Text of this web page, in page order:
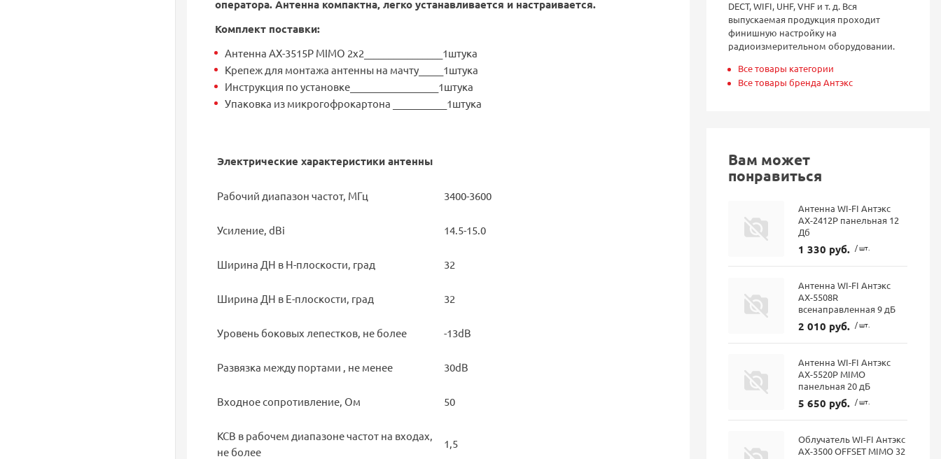
оператора. Антенна компактна, легко устанавливается и настраивается.
Комплект поставки:
Антенна AX-3515P MIMO 2x2________________1штука
Крепеж для монтажа антенны на мачту_____1штука
Инструкция по установке__________________1штука
Упаковка из микрогофрокартона ___________1штука
Электрические характеристики антенны
Рабочий диапазон частот, МГц 3400-3600
Усиление, dBi 14.5-15.0
Ширина ДН в Н-плоскости, град 32
Ширина ДН в Е-плоскости, град 32
Уровень боковых лепестков, не более -13dB
Развязка между портами , не менее 30dB
Входное сопротивление, Ом 50
КСВ в рабочем диапазоне частот на входах,
не более
1,5
DECT, WIFI, UHF, VHF и т. д. Вся
выпускаемая продукция проходит
финишную настройку на
радиоизмерительном оборудовании.
Все товары категории
Все товары бренда Антэкс
Вам может
понравиться
Антенна WI-FI Антэкс
AX-2412P панельная 12
Дб
1 330 руб. / шт.
Антенна WI-FI Антэкс
AX-5508R
всенаправленная 9 дБ
2 010 руб. / шт.
Антенна WI-FI Антэкс
AX-5520P MIMO
панельная 20 дБ
5 650 руб. / шт.
Облучатель WI-FI Антэкс
AX-3500 OFFSET MIMO 32